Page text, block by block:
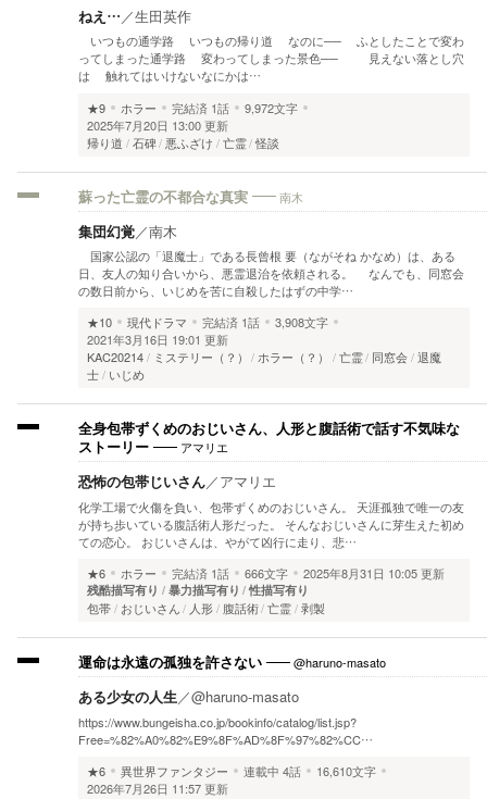
ねえ… ／生田英作
いつもの通学路 いつもの帰り道 なのに── ふとしたことで変わ
ってしまった通学路 変わってしまった景色── 見えない落とし穴
は 触れてはいけないなにかは…
★9
ホラー 完結済 1話
9,972文字
2025年7月20日 13:00 更新
帰り道
石碑 悪ふざけ 亡霊 怪談
蘇った亡霊の不都合な真実 南木
集団幻覚／南木
国家公認の「退魔士」である長曾根 要（ながそね かなめ）は、ある
日、友人の知り合いから、悪霊退治を依頼される。 なんでも、同窓会
の数日前から、いじめを苦に自殺したはずの中学…
★10
現代ドラマ 完結済 1話
3,908文字
2021年3月16日 19:01 更新
KAC20214
ミステリー（？） ホラー（？） 亡霊 同窓会 退魔
士
いじめ
全身包帯ずくめのおじいさん、人形と腹話術で話す不気味な
ストーリー
アマリエ
恐怖の包帯じいさん／アマリエ
化学工場で火傷を負い、包帯ずくめのおじいさん。 天涯孤独で唯一の友
が持ち歩いている腹話術人形だった。 そんなおじいさんに芽生えた初め
ての恋心。 おじいさんは、やがて凶行に走り、悲…
★6
ホラー 完結済 1話 666文字 2025年8月31日 10:05 更新
残酷描写有り 暴力描写有り 性描写有り
包帯 おじいさん 人形 腹話術 亡霊 剥製
運命は永遠の孤独を許さない @haruno-masato
ある少女の人生／@haruno-masato
https://www.bungeisha.co.jp/bookinfo/catalog/list.jsp?
Free=%82%A0%82%E9%8F%AD%8F%97%82%CC…
★6
異世界ファンタジー 連載中 4話
16,610文字
2026年7月26日 11:57 更新